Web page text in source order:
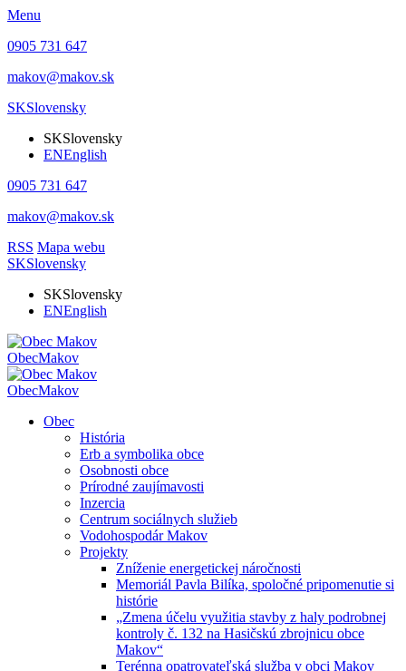
Menu
0905 731 647
makov@makov.sk
SKSlovensky
SKSlovensky
ENEnglish
0905 731 647
makov@makov.sk
RSS Mapa webu
SKSlovensky
SKSlovensky
ENEnglish
ObecMakov
ObecMakov
Obec
História
Erb a symbolika obce
Osobnosti obce
Prírodné zaujímavosti
Inzercia
Centrum sociálnych služieb
Vodohospodár Makov
Projekty
Zníženie energetickej náročnosti
Memoriál Pavla Bilíka, spoločné pripomenutie si
histórie
„Zmena účelu využitia stavby z haly podrobnej
kontroly č. 132 na Hasičskú zbrojnicu obce
Makov“
Terénna opatrovateľská služba v obci Makov